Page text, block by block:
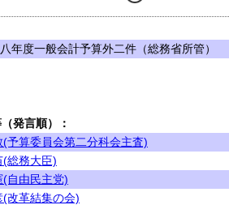
年度一般会計予算外二件（総務省所管）
発言順）：
(予算委員会第二分科会主査)
(総務大臣)
(自由民主党)
(改革結集の会)